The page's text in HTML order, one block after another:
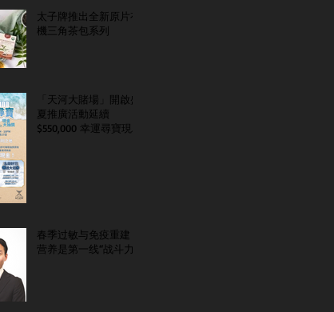
太子牌推出全新原片有
機三角茶包系列
「天河大賭場」開啟盛
夏推廣活動延續
$550,000 幸運尋寶現金
春季过敏与免疫重建：
营养是第一线“战斗力”